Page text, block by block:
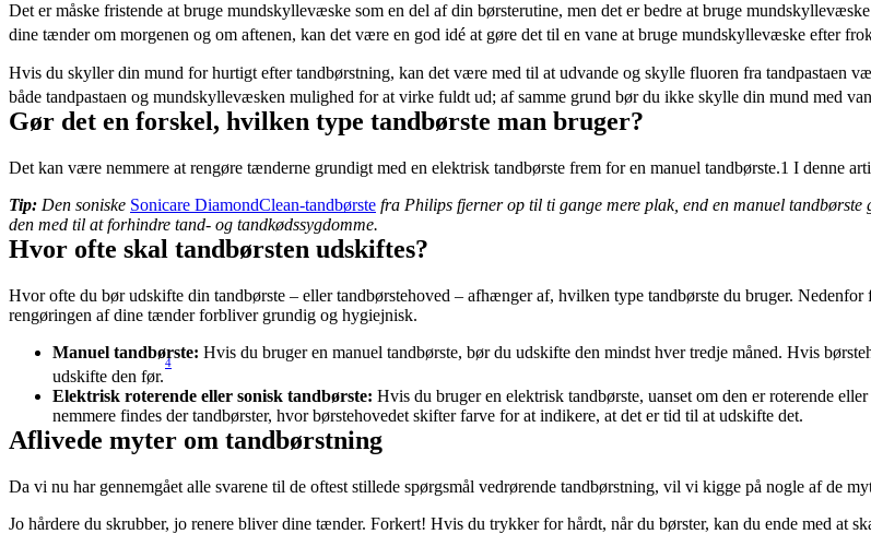
Det er måske fristende at bruge mundskyllevæske som en del af din børsterutine, men det er bedre at bruge
dine tænder om morgenen og om aftenen, kan det være en god idé at gøre det til en vane at bruge mundskyllevæske efter
Hvis du skyller din mund for hurtigt efter tandbørstning, kan det være med til at udvande og skylle fluoren fra tandpastaen
både tandpastaen og mundskyllevæsken mulighed for at virke fuldt ud; af samme grund bør du ikke skylle din mund med
Gør det en forskel, hvilken type tandbørste man bruger?
Det kan være nemmere at rengøre tænderne grundigt med en elektrisk tandbørste frem for en manuel tandbørste.1 I denne
Tip: Den soniske Sonicare DiamondClean-tandbørste fra Philips fjerner op til ti gange mere plak, end en manuel
den med til at forhindre tand- og tandkødssygdomme.
Hvor ofte skal tandbørsten udskiftes?
Hvor ofte du bør udskifte din tandbørste – eller tandbørstehoved – afhænger af, hvilken type tandbørste du bruger.
rengøringen af dine tænder forbliver grundig og hygiejnisk.
Manuel tandbørste: Hvis du bruger en manuel tandbørste, bør du udskifte den mindst hver tredje måned. Hvis
udskifte den før.
4
Elektrisk roterende eller sonisk tandbørste: Hvis du bruger en elektrisk tandbørste, uanset om den er roterende
nemmere findes der tandbørster, hvor børstehovedet skifter farve for at indikere, at det er tid til at udskifte det.
Aflivede myter om tandbørstning
Da vi nu har gennemgået alle svarene til de oftest stillede spørgsmål vedrørende tandbørstning, vil vi kigge på nogle af de
Jo hårdere du skrubber, jo renere bliver dine tænder. Forkert! Hvis du trykker for hårdt, når du børster, kan du ende med at